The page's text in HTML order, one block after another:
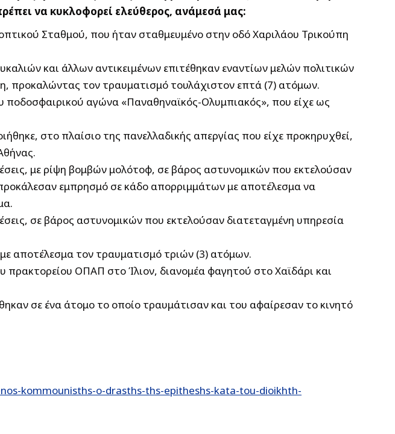
να κυκλοφορεί ελεύθερος, ανάμεσά μας:
Σταθμού, που ήταν σταθμευμένο στην οδό Χαριλάου Τρικούπη
και άλλων αντικειμένων επιτέθηκαν εναντίων μελών πολιτικών
προκαλώντας τον τραυματισμό τουλάχιστον επτά (7) ατόμων.
ποδοσφαιρικού αγώνα «Παναθηναϊκός-Ολυμπιακός», που είχε ως
στο πλαίσιο της πανελλαδικής απεργίας που είχε προκηρυχθεί,
με ρίψη βομβών μολότοφ, σε βάρος αστυνομικών που εκτελούσαν
εμπρησμό σε κάδο απορριμμάτων με αποτέλεσμα να
σε βάρος αστυνομικών που εκτελούσαν διατεταγμένη υπηρεσία
αποτέλεσμα τον τραυματισμό τριών (3) ατόμων.
ΟΠΑΠ στο Ίλιον, διανομέα φαγητού στο Χαϊδάρι και
σε ένα άτομο το οποίο τραυμάτισαν και του αφαίρεσαν το κινητό
kommounisths-o-drasths-ths-epitheshs-kata-tou-dioikhth-